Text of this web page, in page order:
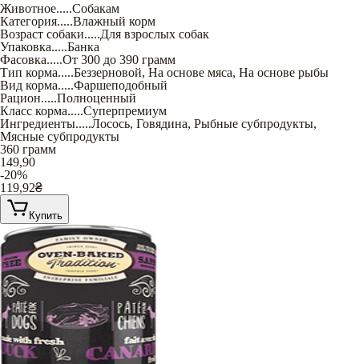
Животное.....Собакам
Категория.....Влажный корм
Возраст собаки.....Для взрослых собак
Упаковка.....Банка
Фасовка.....От 300 до 390 грамм
Тип корма.....Беззерновой, На основе мяса, На основе рыбы
Вид корма.....Фаршеподобный
Рацион.....Полноценный
Класс корма.....Суперпремиум
Ингредиенты.....Лосось, Говядина, Рыбные субпродукты,
Мясные субпродукты
360 грамм
149,90
-20%
119,92₴
Купить